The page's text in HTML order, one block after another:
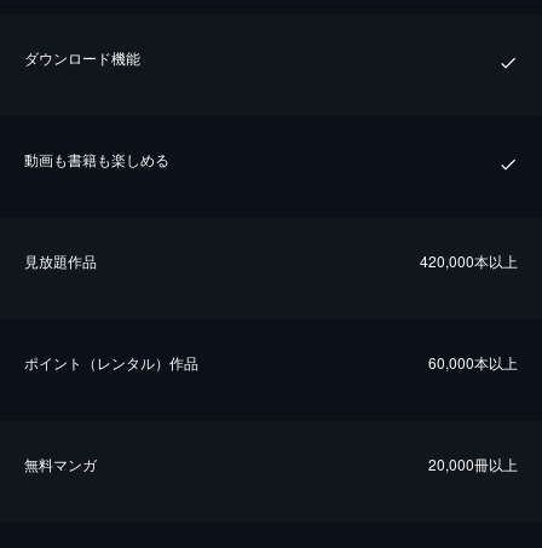
ダウンロード機能
動画も書籍も楽しめる
⾒放題作品 420,000本以上
ポイント（レンタル）作品 60,000本以上
無料マンガ 20,000冊以上